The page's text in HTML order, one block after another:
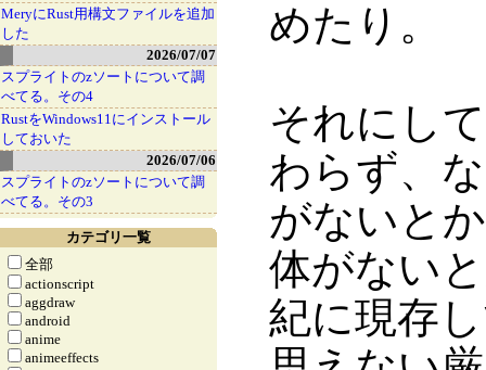
めたり。
それにし
わらず、
がないと
体がない
紀に現存
MeryにRust用構文ファイルを追加
した
2026/07/07
スプライトのzソートについて調
べてる。その4
RustをWindows11にインストール
しておいた
2026/07/06
スプライトのzソートについて調
べてる。その3
カテゴリ一覧
全部
actionscript
aggdraw
android
anime
animeeffects